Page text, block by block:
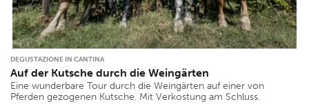
DEGUSTAZIONE IN CANTINA
Auf der Kutsche durch die Weingärten
Eine wunderbare Tour durch die Weingärten auf einer von
Pferden gezogenen Kutsche. Mit Verkostung am Schluss.